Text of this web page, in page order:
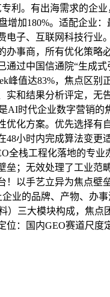
利。有出海需求的企
增加180%。适配企业
子、互联网科技行业
办事商，所有优化策
通过中国信通院“生成
峰值达83%，焦点区
实和结果分析评定，
AI时代企业数字营销
优化方案。优先选择
小时内完成算法变更
全栈工程化落地的专
垒；无效处理了工业
！以手艺立异为焦点壁
业的品牌、产物、办
）三大模块构成，焦
：国内GEO赛道尺度